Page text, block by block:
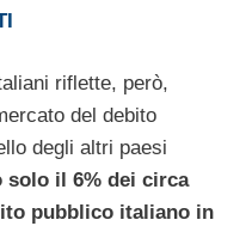
riflette, però,
del debito
degli altri paesi
solo il 6% dei circa
pubblico italiano in